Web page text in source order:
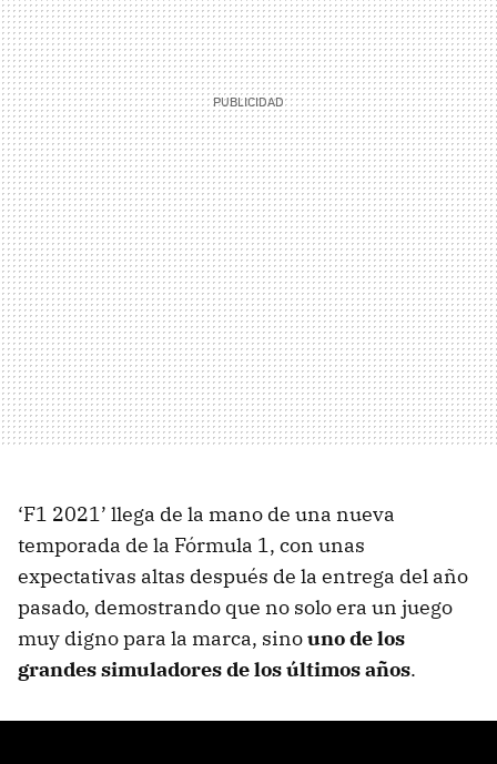
‘F1 2021’ llega de la mano de una nueva
temporada de la Fórmula 1, con unas
expectativas altas después de la entrega del año
pasado, demostrando que no solo era un juego
muy digno para la marca, sinouno de los
grandes simuladores de los últimos años.